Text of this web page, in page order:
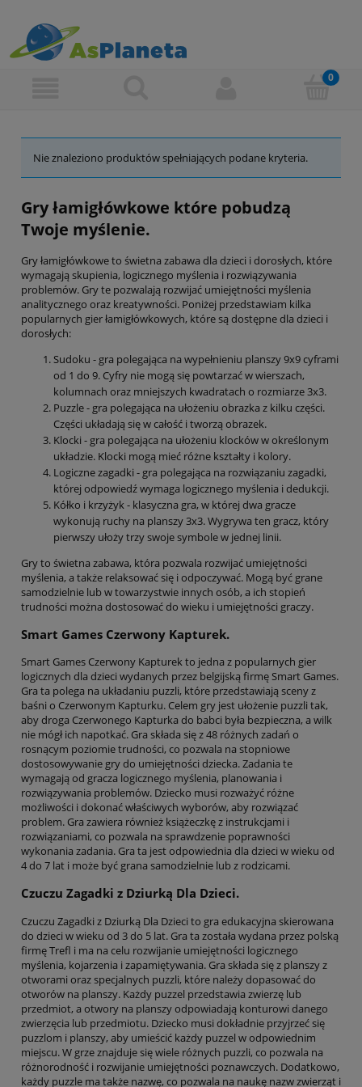
Nie znaleziono produktów spełniających podane kryteria.
Gry łamigłówkowe które pobudzą
Twoje myślenie.
Gry łamigłówkowe to świetna zabawa dla dzieci i dorosłych, które
wymagają skupienia, logicznego myślenia i rozwiązywania
problemów. Gry te pozwalają rozwijać umiejętności myślenia
analitycznego oraz kreatywności. Poniżej przedstawiam kilka
popularnych gier łamigłówkowych, które są dostępne dla dzieci i
dorosłych:
Sudoku - gra polegająca na wypełnieniu planszy 9x9 cyframi
od 1 do 9. Cyfry nie mogą się powtarzać w wierszach,
kolumnach oraz mniejszych kwadratach o rozmiarze 3x3.
Puzzle - gra polegająca na ułożeniu obrazka z kilku części.
Części układają się w całość i tworzą obrazek.
Klocki - gra polegająca na ułożeniu klocków w określonym
układzie. Klocki mogą mieć różne kształty i kolory.
Logiczne zagadki - gra polegająca na rozwiązaniu zagadki,
której odpowiedź wymaga logicznego myślenia i dedukcji.
Kółko i krzyżyk - klasyczna gra, w której dwa gracze
wykonują ruchy na planszy 3x3. Wygrywa ten gracz, który
pierwszy ułoży trzy swoje symbole w jednej linii.
Gry to świetna zabawa, która pozwala rozwijać umiejętności
myślenia, a także relaksować się i odpoczywać. Mogą być grane
samodzielnie lub w towarzystwie innych osób, a ich stopień
trudności można dostosować do wieku i umiejętności graczy.
Smart Games Czerwony Kapturek.
Smart Games Czerwony Kapturek to jedna z popularnych gier
logicznych dla dzieci wydanych przez belgijską firmę Smart Games.
Gra ta polega na układaniu puzzli, które przedstawiają sceny z
baśni o Czerwonym Kapturku. Celem gry jest ułożenie puzzli tak,
aby droga Czerwonego Kapturka do babci była bezpieczna, a wilk
nie mógł ich napotkać. Gra składa się z 48 różnych zadań o
rosnącym poziomie trudności, co pozwala na stopniowe
dostosowywanie gry do umiejętności dziecka. Zadania te
wymagają od gracza logicznego myślenia, planowania i
rozwiązywania problemów. Dziecko musi rozważyć różne
możliwości i dokonać właściwych wyborów, aby rozwiązać
problem. Gra zawiera również książeczkę z instrukcjami i
rozwiązaniami, co pozwala na sprawdzenie poprawności
wykonania zadania. Gra ta jest odpowiednia dla dzieci w wieku od
4 do 7 lat i może być grana samodzielnie lub z rodzicami.
Czuczu Zagadki z Dziurką Dla Dzieci.
Czuczu Zagadki z Dziurką Dla Dzieci to gra edukacyjna skierowana
do dzieci w wieku od 3 do 5 lat. Gra ta została wydana przez polską
firmę Trefl i ma na celu rozwijanie umiejętności logicznego
myślenia, kojarzenia i zapamiętywania. Gra składa się z planszy z
otworami oraz specjalnych puzzli, które należy dopasować do
otworów na planszy. Każdy puzzel przedstawia zwierzę lub
przedmiot, a otwory na planszy odpowiadają konturowi danego
zwierzęcia lub przedmiotu. Dziecko musi dokładnie przyjrzeć się
puzzlom i planszy, aby umieścić każdy puzzel w odpowiednim
miejscu. W grze znajduje się wiele różnych puzzli, co pozwala na
różnorodność i rozwijanie umiejętności poznawczych. Dodatkowo,
każdy puzzle ma także nazwę, co pozwala na naukę nazw zwierząt i